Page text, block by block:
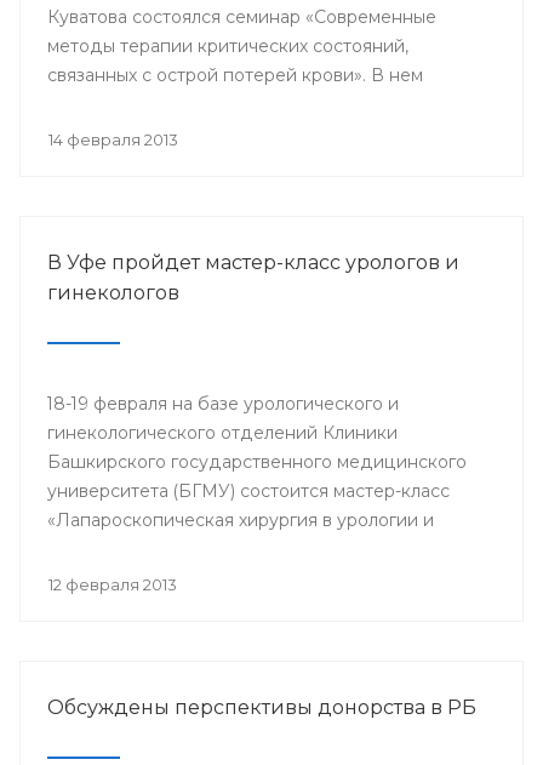
Куватова состоялся семинар «Современные
методы терапии критических состояний,
связанных с острой потерей крови». В нем
лечебной работе, акушеры-гинекологи, хирурги,
14 февраля 2013
В Уфе пройдет мастер-класс урологов и
гинекологов
18-19 февраля на базе урологического и
гинекологического отделений Клиники
Башкирского государственного медицинского
университета (БГМУ) состоится мастер-класс
«Лапароскопическая хирургия в урологии и
врачи урологи, хирурги, онкологи республики, а
12 февраля 2013
Обсуждены перспективы донорства в РБ